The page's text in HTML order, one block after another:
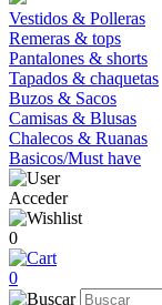
Vestidos & Polleras
Remeras & tops
Pantalones & shorts
Tapados & chaquetas
Buzos & Sacos
Camisas & Blusas
Chalecos & Ruanas
Basicos/Must have
Acceder
0
0